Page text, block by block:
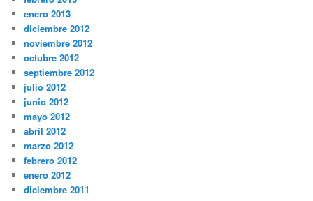
enero 2013
diciembre 2012
noviembre 2012
octubre 2012
septiembre 2012
julio 2012
junio 2012
mayo 2012
abril 2012
marzo 2012
febrero 2012
enero 2012
diciembre 2011